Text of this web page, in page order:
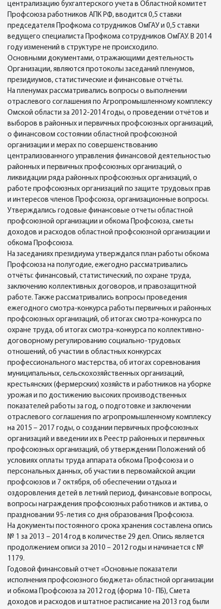
централизацию бухгалтерского учета в Областной комитет
Профсоюза работников АПК РФ, вводится 0,5 ставки
председателя Профкома сотрудников ОмГАУ и 0,5 ставки
ведущего специалиста Профкома сотрудников ОмГАУ. В 2014
году изменений в структуре не происходило.
Основными документами, отражающими деятельность
Организации, являются протоколы заседаний пленумов,
президиумов, статистические и финансовые отчёты.
На пленумах рассматривались вопросы о выполнении
отраслевого соглашения по Агропромышленному комплексу
Омской области за 2012-2014 годы, о проведении отчётов и
выборов в районных и первичных профсоюзных организаций,
о финансовом состоянии областной профсоюзной
организации и мерах по совершенствованию
централизованного управления финансовой деятельностью
районных и первичных профсоюзных организаций, о
ликвидации ряда районных профсоюзных организаций, о
работе профсоюзных организаций по защите трудовых прав
и интересов членов Профсоюза, организационные вопросы.
Утверждались годовые финансовые отчеты областной
профсоюзной организации и обкома Профсоюза, сметы
доходов и расходов областной профсоюзной организации и
обкома Профсоюза.
На заседаниях президиума утверждался план работы обкома
Профсоюза на полугодие, ежегодно рассматривались
отчёты: финансовый, статистический, по охране труда,
заключению коллективных договоров, и правозащитной
работе. Также рассматривались вопросы проведения
ежегодного смотра-конкурса работы первичных и районных
профсоюзных организаций, об итогах смотра-конкурса по
охране труда, об итогах смотра-конкурса по коллективно-
договорному регулированию социально-трудовых
отношений, об участии в областных конкурсах
профессионального мастерства, об итогах соревнования
муниципальных, сельскохозяйственных организаций,
крестьянских (фермерских) хозяйств и работников на уборке
урожая и по достижению высоких производственных
показателей работы за год, о подготовке и заключении
отраслевого соглашения по агропромышленному комплексу
на 2015 – 2017 годы, о создании первичных профсоюзных
организаций и введении их в Реестр районных и первичных
профсоюзных организаций, об утверждении Положений об
условиях оплаты труда аппарата обкома Профсоюза и о
персональных данных, об участии в первомайской акции
профсоюзов и 7 октября, об обеспечении отдыха и
оздоровления детей в летний период, финансовые вопросы,
вопросы награждения профсоюзных работников и актива, о
праздновании 95-летия со дня образования Профсоюза.
На документы постоянного срока хранения составлена опись
№ 1 за 2013 – 2014 год в количестве 29 дел. Опись является
продолжением описи за 2010 – 2012 годы и начинается с №
1179.
Годовой финансовый отчет «Основные показатели
исполнения профсоюзного бюджета» областной организации
и обкома Профсоюза за 2012 год (форма 10- ПБ), Смета
доходов и расходов и штатное расписание на 2013 год были